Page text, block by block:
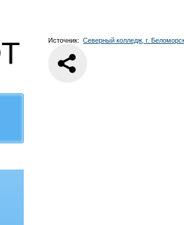
Источник: Северный колледж, г.